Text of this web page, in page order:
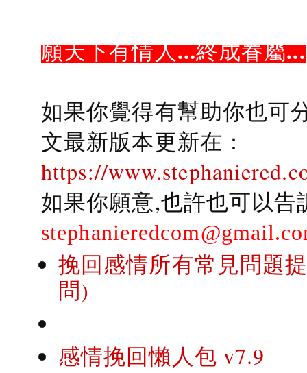
願天下有情人...終成眷屬...
如果你覺得有幫助你也可
文最新版本更新在：
https://
如果你願意,也許也可以
挽回感情所有常見問題
問)
感情挽回懶人包 v7.9